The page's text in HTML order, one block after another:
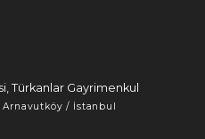
Türkanlar Gayrimenkul
Arnavutköy / İstanbul